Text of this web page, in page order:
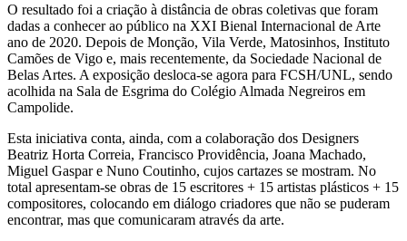
O resultado foi a criação à distância de obras coletivas que foram
dadas a conhecer ao público na XXI Bienal Internacional de Arte
ano de 2020. Depois de Monção, Vila Verde, Matosinhos, Instituto
Camões de Vigo e, mais recentemente, da Sociedade Nacional de
Belas Artes. A exposição desloca-se agora para FCSH/UNL, sendo
acolhida na Sala de Esgrima do Colégio Almada Negreiros em
Campolide.
Esta iniciativa conta, ainda, com a colaboração dos Designers
Beatriz Horta Correia, Francisco Providência, Joana Machado,
Miguel Gaspar e Nuno Coutinho, cujos cartazes se mostram. No
total apresentam-se obras de 15 escritores + 15 artistas plásticos + 15
compositores, colocando em diálogo criadores que não se puderam
encontrar, mas que comunicaram através da arte.